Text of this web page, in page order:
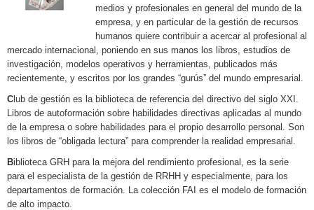
Gestión: liderazgo y motivación
MATERIAS
Gestión de proyectos
+ Gestión de personal y recursos humanos
Toma de decisiones en la gestión de empresas
CATEGORÍAS
medios y profesionales en general del mundo de la
empresa, y en particular de la gestión de recursos
humanos quiere contribuir a acercar al profesional al
mercado internacional, poniendo en sus manos los libros, estudios de
investigación, modelos operativos y herramientas, publicados más
recientemente, y escritos por los grandes “gurús” del mundo empresarial.
C lub de gestión es la biblioteca de referencia del directivo del siglo XXI.
Libros de autoformación sobre habilidades directivas aplicadas al mundo
de la empresa o sobre habilidades para el propio desarrollo personal. Son
los libros de “obligada lectura” para comprender la realidad empresarial.
Biblioteca GRH para la mejora del rendimiento profesional, es la serie
para el especialista de la gestión de RRHH y especialmente, para los
departamentos de formación. La colección FAI es el modelo de formación
de alto impacto.